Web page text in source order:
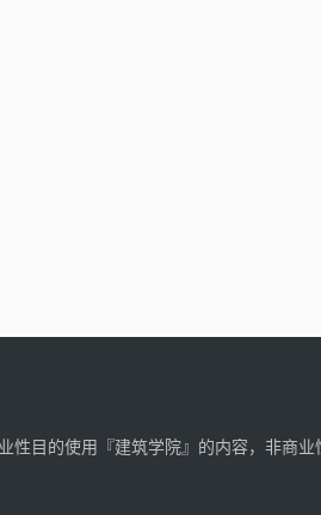
性目的使用『建筑学院』的内容，非商业